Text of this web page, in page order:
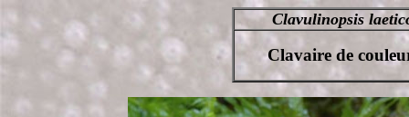
Clavulinopsis
Clavaire de